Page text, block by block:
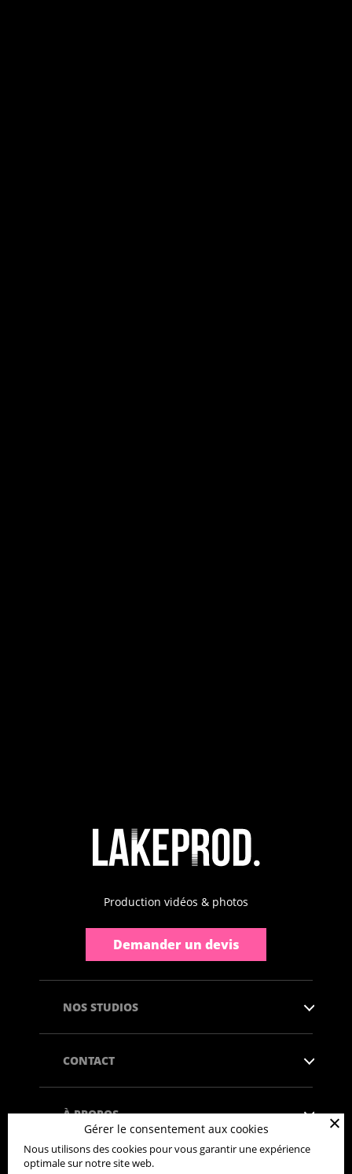
Production vidéos & photos
Demander un devis
NOS STUDIOS
CONTACT
À PROPOS
Gérer le consentement aux cookies
Nous utilisons des cookies pour vous garantir une expérience
optimale sur notre site web.